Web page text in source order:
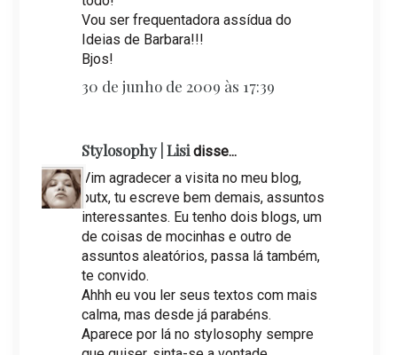
Vou ser frequentadora assídua do
Ideias de Barbara!!!
Bjos!
30 de junho de 2009 às 17:39
Stylosophy | Lisidisse...
Vim agradecer a visita no meu blog,
putx, tu escreve bem demais, assuntos
interessantes. Eu tenho dois blogs, um
de coisas de mocinhas e outro de
assuntos aleatórios, passa lá também,
te convido.
Ahhh eu vou ler seus textos com mais
calma, mas desde já parabéns.
Aparece por lá no stylosophy sempre